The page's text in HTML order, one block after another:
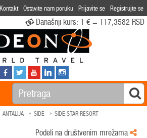
Kontakt Ostavite nam poruku Prijavite se Registrujte se
Današnji kurs: 1 € = 117,3582 RSD
ANTALIJA SIDE SIDE STAR RESORT
Podeli na društvenim mrežama